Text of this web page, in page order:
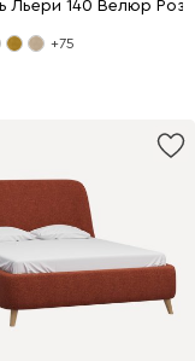
Льери 140 Велюр
+75